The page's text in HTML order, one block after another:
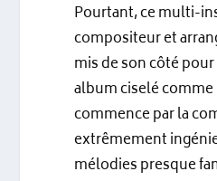
Pourtant, ce multi-
compositeur et
mis de son côté
album ciselé comme
commence par la
extrêmement
mélodies presque